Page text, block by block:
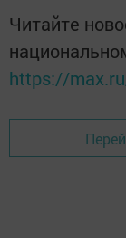
Читайте
https://